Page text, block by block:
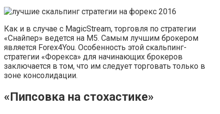
Как и в случае с MagicStream, торговля по стратегии
«Снайпер» ведется на М5. Самым лучшим брокером
является Forex4You. Особенность этой скальпинг-
стратегии «Форекса» для начинающих брокеров
заключается в том, что им следует торговать только в
зоне консолидации.
«Пипсовка на стохастике»